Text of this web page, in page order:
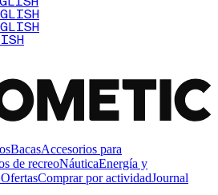
BacasAccesorios para
de recreoNáuticaEnergía y
OfertasComprar por actividadJournal